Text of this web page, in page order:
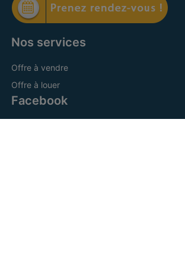
Nos services
Offre à vendre
Offre à louer
Facebook